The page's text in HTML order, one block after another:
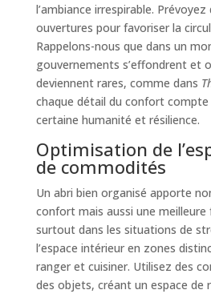
l’ambiance irrespirable.
ouvertures pour favoriser la
Rappelons-nous que dans un
gouvernements s’effondrent et
deviennent rares, comme dans
chaque détail du confort
certaine humanité et résilience.
Optimisation de
de commodités
Un abri bien organisé apporte
confort mais aussi une
surtout dans les situations de
l’espace intérieur en zones
ranger et cuisiner. Utilisez des
des objets, créant un espace de